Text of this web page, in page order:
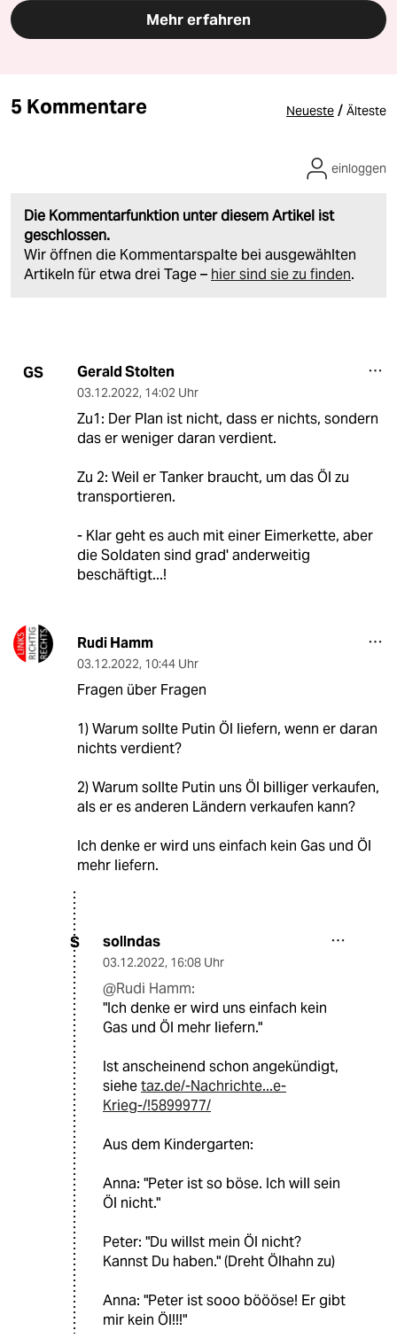
Mehr erfahren
5 Kommentare Neueste / Älteste
Die Kommentarfunktion unter diesem Artikel ist
geschlossen.
Wir öffnen die Kommentarspalte bei ausgewählten
Artikeln für etwa drei Tage – hier sind sie zu finden.
einloggen
GS Gerald Stolten
03.12.2022, 14:02 Uhr
Zu1: Der Plan ist nicht, dass er nichts, sondern
das er weniger daran verdient.
Zu 2: Weil er Tanker braucht, um das Öl zu
transportieren.
- Klar geht es auch mit einer Eimerkette, aber
die Soldaten sind grad' anderweitig
beschäftigt...!
Rudi Hamm
03.12.2022, 10:44 Uhr
Fragen über Fragen
1) Warum sollte Putin Öl liefern, wenn er daran
nichts verdient?
2) Warum sollte Putin uns Öl billiger verkaufen,
als er es anderen Ländern verkaufen kann?
Ich denke er wird uns einfach kein Gas und Öl
mehr liefern.
S sollndas
03.12.2022, 16:08 Uhr
@Rudi Hamm:
"Ich denke er wird uns einfach kein
Gas und Öl mehr liefern."
Ist anscheinend schon angekündigt,
siehetaz.de/-Nachrichte...e-
Krieg-/!5899977/
Aus dem Kindergarten:
Anna: "Peter ist so böse. Ich will sein
Öl nicht."
Peter: "Du willst mein Öl nicht?
Kannst Du haben." (Dreht Ölhahn zu)
Anna: "Peter ist sooo böööse! Er gibt
mir kein Öl!!!"